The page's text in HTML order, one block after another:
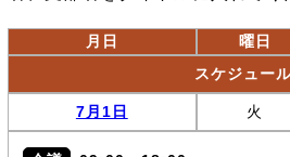
月日 曜日
スケジュー
7月1日 火